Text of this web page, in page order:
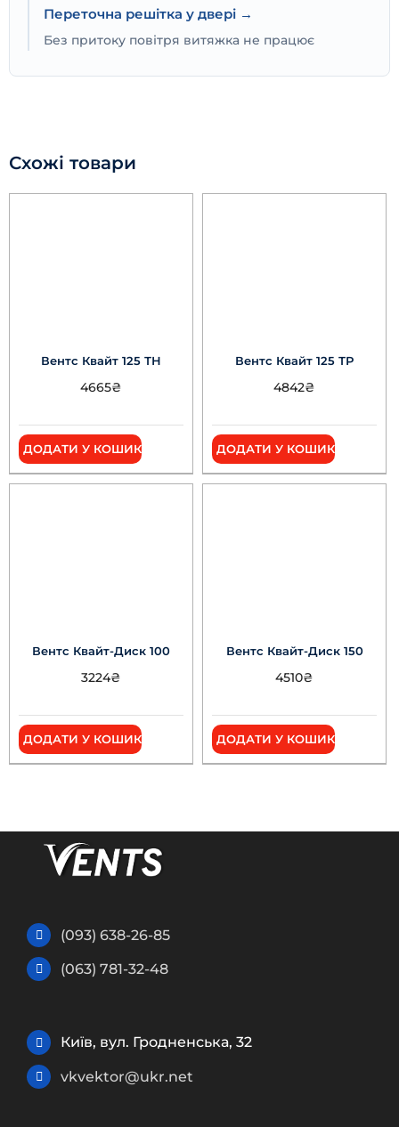
Переточна решітка у двері →
Без притоку повітря витяжка не працює
Схожі товари
Вентс Квайт 125 ТН
4665₴
ДОДАТИ У КОШИК
Вентс Квайт 125 ТР
4842₴
ДОДАТИ У КОШИК
Вентс Квайт-Диск 100
3224₴
ДОДАТИ У КОШИК
Вентс Квайт-Диск 150
4510₴
ДОДАТИ У КОШИК
(093) 638-26-85
(063) 781-32-48
Київ, вул. Гродненська, 32
vkvektor@ukr.net